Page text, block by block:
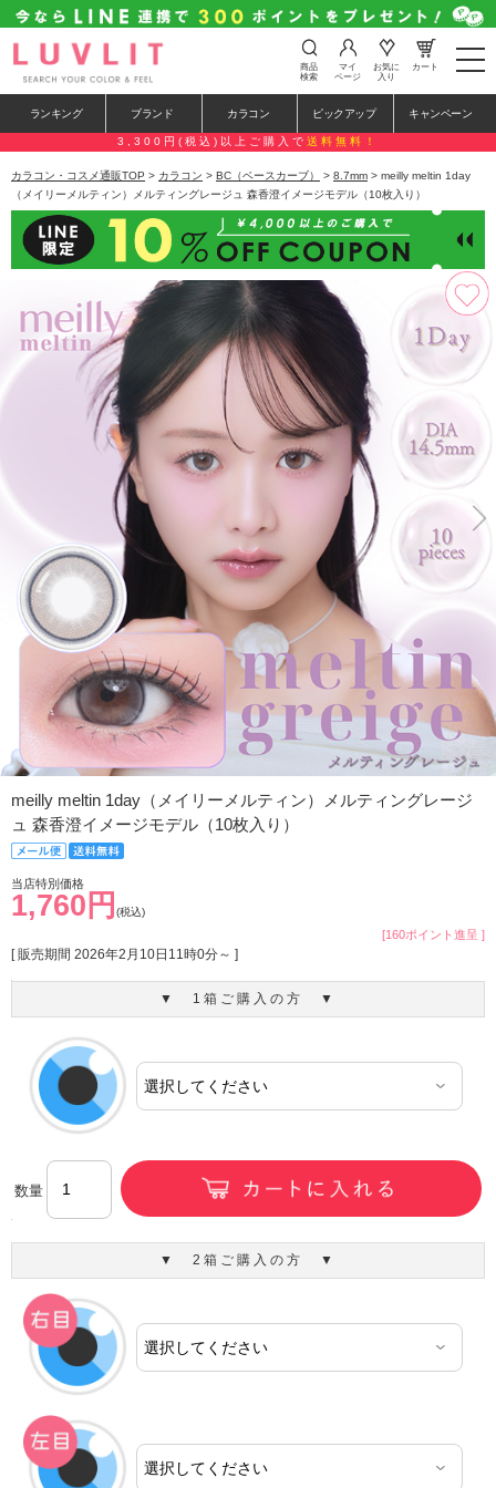
t
o
e
n
a
a
i
o
n
商品
検索
マイ
ページ
お気に
入り
カート
ランキング ブランド カラコン ピックアップ キャンペーン
3,300円(税込)以上ご購入で 送料無料！
カラコン・コスメ通販TOP > カラコン > BC（ベースカーブ） > 8.7mm > meilly meltin 1day
（メイリーメルティン）メルティングレージュ 森香澄イメージモデル（10枚入り）
meilly meltin 1day（メイリーメルティン）メルティングレージ
ュ 森香澄イメージモデル（10枚入り）
当店特別価格
1,760円 (税込)
[160ポイント進呈 ]
[ 販売期間 2026年2月10日11時0分～ ]
▼ 1箱ご購入の方 ▼
数量
▼ 2箱ご購入の方 ▼